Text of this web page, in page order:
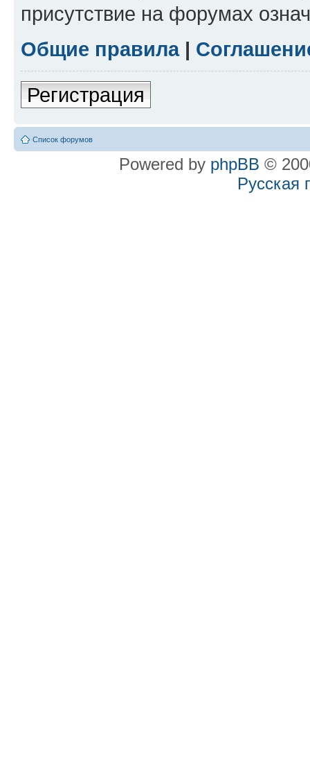
присутствие на форумах
Общие правила|
Регистрация
Список форумов
Powered by phpBB ©
Русская